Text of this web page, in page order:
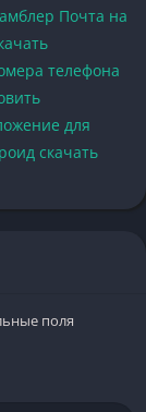
Почта на
телефона
для
скачать
поля